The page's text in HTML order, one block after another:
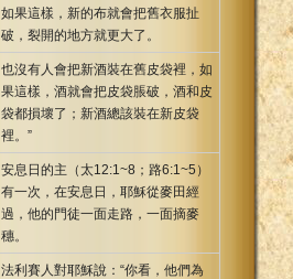
如果這樣，新的布就會把舊衣服扯
破，裂開的地方就更大了。
也沒有人會把新酒裝在舊皮袋裡，如
果這樣，酒就會把皮袋脹破，酒和皮
袋都損壞了；新酒總該裝在新皮袋
裡。”
安息日的主（太12:1~8；路6:1~5）
有一次，在安息日，耶穌從麥田經
過，他的門徒一面走路，一面摘麥
穗。
法利賽人對耶穌說：“你看，他們為